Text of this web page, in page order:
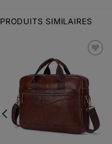
PRODUITS SIMILAIRES
d’envies